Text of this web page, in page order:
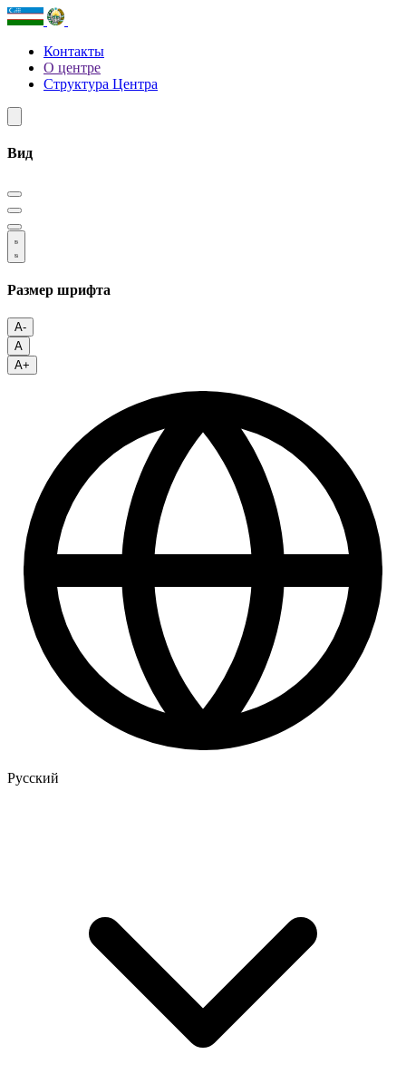
Контакты
О центре
Структура Центра
Вид
Размер шрифта
A-
A
A+
Русский